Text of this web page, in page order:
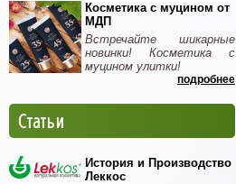
Косметика с муцином от
МДП
Встречайте шикарные
новинки! Косметика с
муцином улитки!
подробнее
Статьи
История и Производство
Леккос